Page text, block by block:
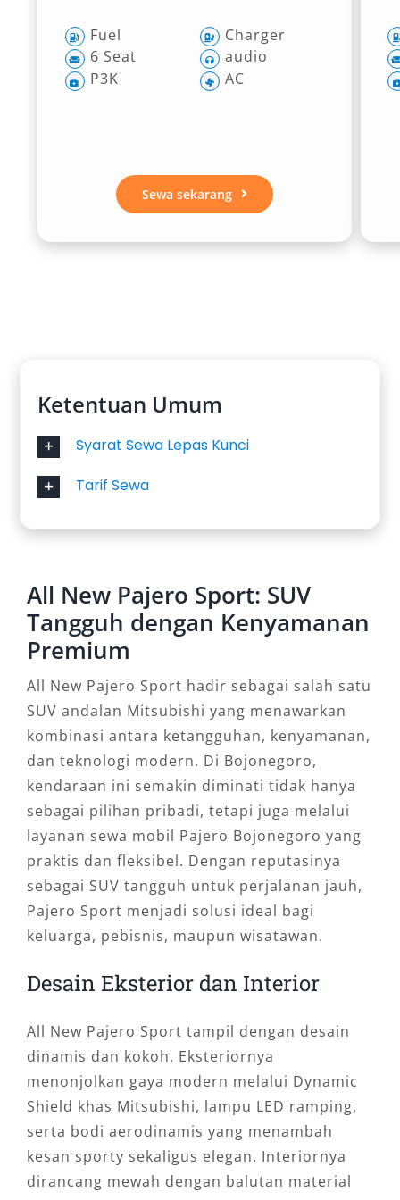
Fuel
6 Seat
P3K
Charger
audio
AC
Sewa sekarang
Ketentuan Umum
Syarat Sewa Lepas Kunci
Tarif Sewa
All New Pajero Sport: SUV
Tangguh dengan Kenyamanan
Premium
All New Pajero Sport hadir sebagai salah satu
SUV andalan Mitsubishi yang menawarkan
kombinasi antara ketangguhan, kenyamanan,
dan teknologi modern. Di Bojonegoro,
kendaraan ini semakin diminati tidak hanya
sebagai pilihan pribadi, tetapi juga melalui
layanan sewa mobil Pajero Bojonegoro yang
praktis dan fleksibel. Dengan reputasinya
sebagai SUV tangguh untuk perjalanan jauh,
Pajero Sport menjadi solusi ideal bagi
keluarga, pebisnis, maupun wisatawan.
Desain Eksterior dan Interior
All New Pajero Sport tampil dengan desain
dinamis dan kokoh. Eksteriornya
menonjolkan gaya modern melalui Dynamic
Shield khas Mitsubishi, lampu LED ramping,
serta bodi aerodinamis yang menambah
kesan sporty sekaligus elegan. Interiornya
dirancang mewah dengan balutan material